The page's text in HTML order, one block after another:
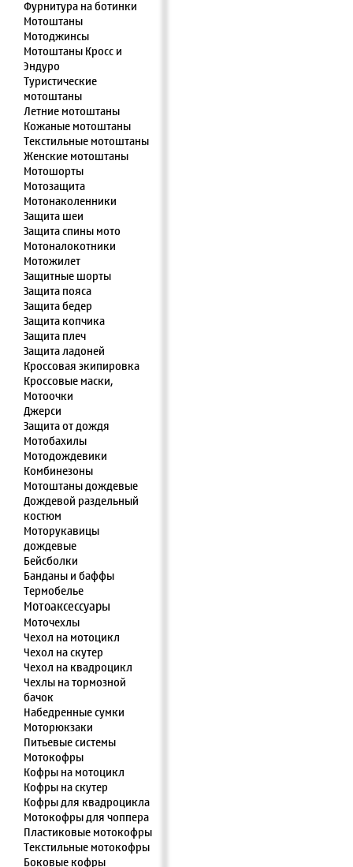
Фурнитура на ботинки
Мотоштаны
Мотоджинсы
Мотоштаны Кросс и
Эндуро
Туристические
мотоштаны
Летние мотоштаны
Кожаные мотоштаны
Текстильные мотоштаны
Женские мотоштаны
Мотошорты
Мотозащита
Мотонаколенники
Защита шеи
Защита спины мото
Мотоналокотники
Мотожилет
Защитные шорты
Защита пояса
Защита бедер
Защита копчика
Защита плеч
Защита ладоней
Кроссовая экипировка
Кроссовые маски,
Мотоочки
Джерси
Защита от дождя
Мотобахилы
Мотодождевики
Комбинезоны
Мотоштаны дождевые
Дождевой раздельный
костюм
Моторукавицы
дождевые
Бейсболки
Банданы и баффы
Термобелье
Мотоаксессуары
Моточехлы
Чехол на мотоцикл
Чехол на скутер
Чехол на квадроцикл
Чехлы на тормозной
бачок
Набедренные сумки
Моторюкзаки
Питьевые системы
Мотокофры
Кофры на мотоцикл
Кофры на скутер
Кофры для квадроцикла
Мотокофры для чоппера
Пластиковые мотокофры
Текстильные мотокофры
Боковые кофры